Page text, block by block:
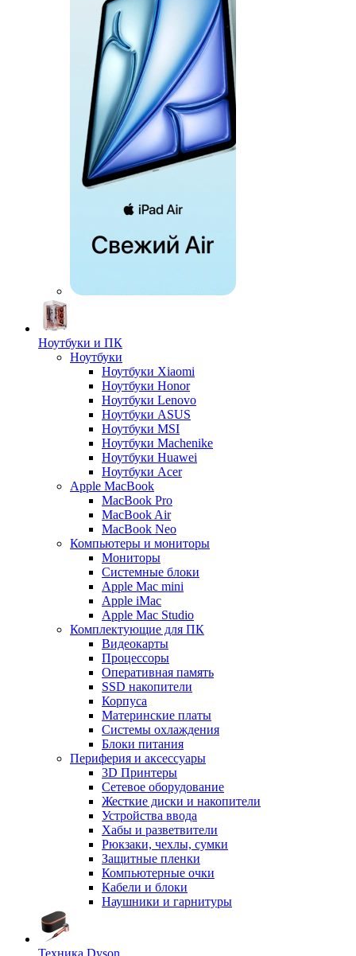
Ноутбуки и ПК
Ноутбуки
Ноутбуки Xiaomi
Ноутбуки Honor
Ноутбуки Lenovo
Ноутбуки ASUS
Ноутбуки MSI
Ноутбуки Machenike
Ноутбуки Huawei
Ноутбуки Acer
Apple MacBook
MacBook Pro
MacBook Air
MacBook Neo
Компьютеры и мониторы
Мониторы
Системные блоки
Apple Mac mini
Apple iMac
Apple Mac Studio
Комплектующие для ПК
Видеокарты
Процессоры
Оперативная память
SSD накопители
Корпуса
Материнские платы
Системы охлаждения
Блоки питания
Периферия и аксессуары
3D Принтеры
Сетевое оборудование
Жесткие диски и накопители
Устройства ввода
Хабы и разветвители
Рюкзаки, чехлы, сумки
Защитные пленки
Компьютерные очки
Кабели и блоки
Наушники и гарнитуры
Техника Dyson